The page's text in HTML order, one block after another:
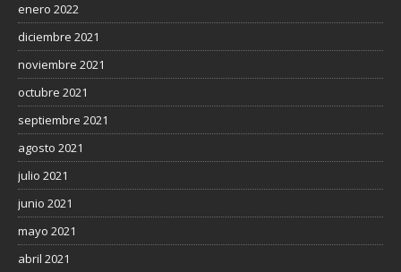
enero 2022
diciembre 2021
noviembre 2021
octubre 2021
septiembre 2021
agosto 2021
julio 2021
junio 2021
mayo 2021
abril 2021